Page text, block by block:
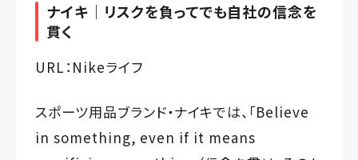
ナイキ｜リスクを負ってでも自社の信念を
貫く
URL： Nikeライフ
スポーツ用品ブランド・ナイキでは、「Believe
in something, even if it means